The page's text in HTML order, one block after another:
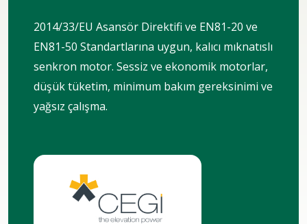
2014/33/EU Asansör Direktifi ve EN81-20 ve
EN81-50 Standartlarına uygun, kalıcı mıknatıslı
senkron motor. Sessiz ve ekonomik motorlar,
düşük tüketim, minimum bakım gereksinimi ve
yağsız çalışma.